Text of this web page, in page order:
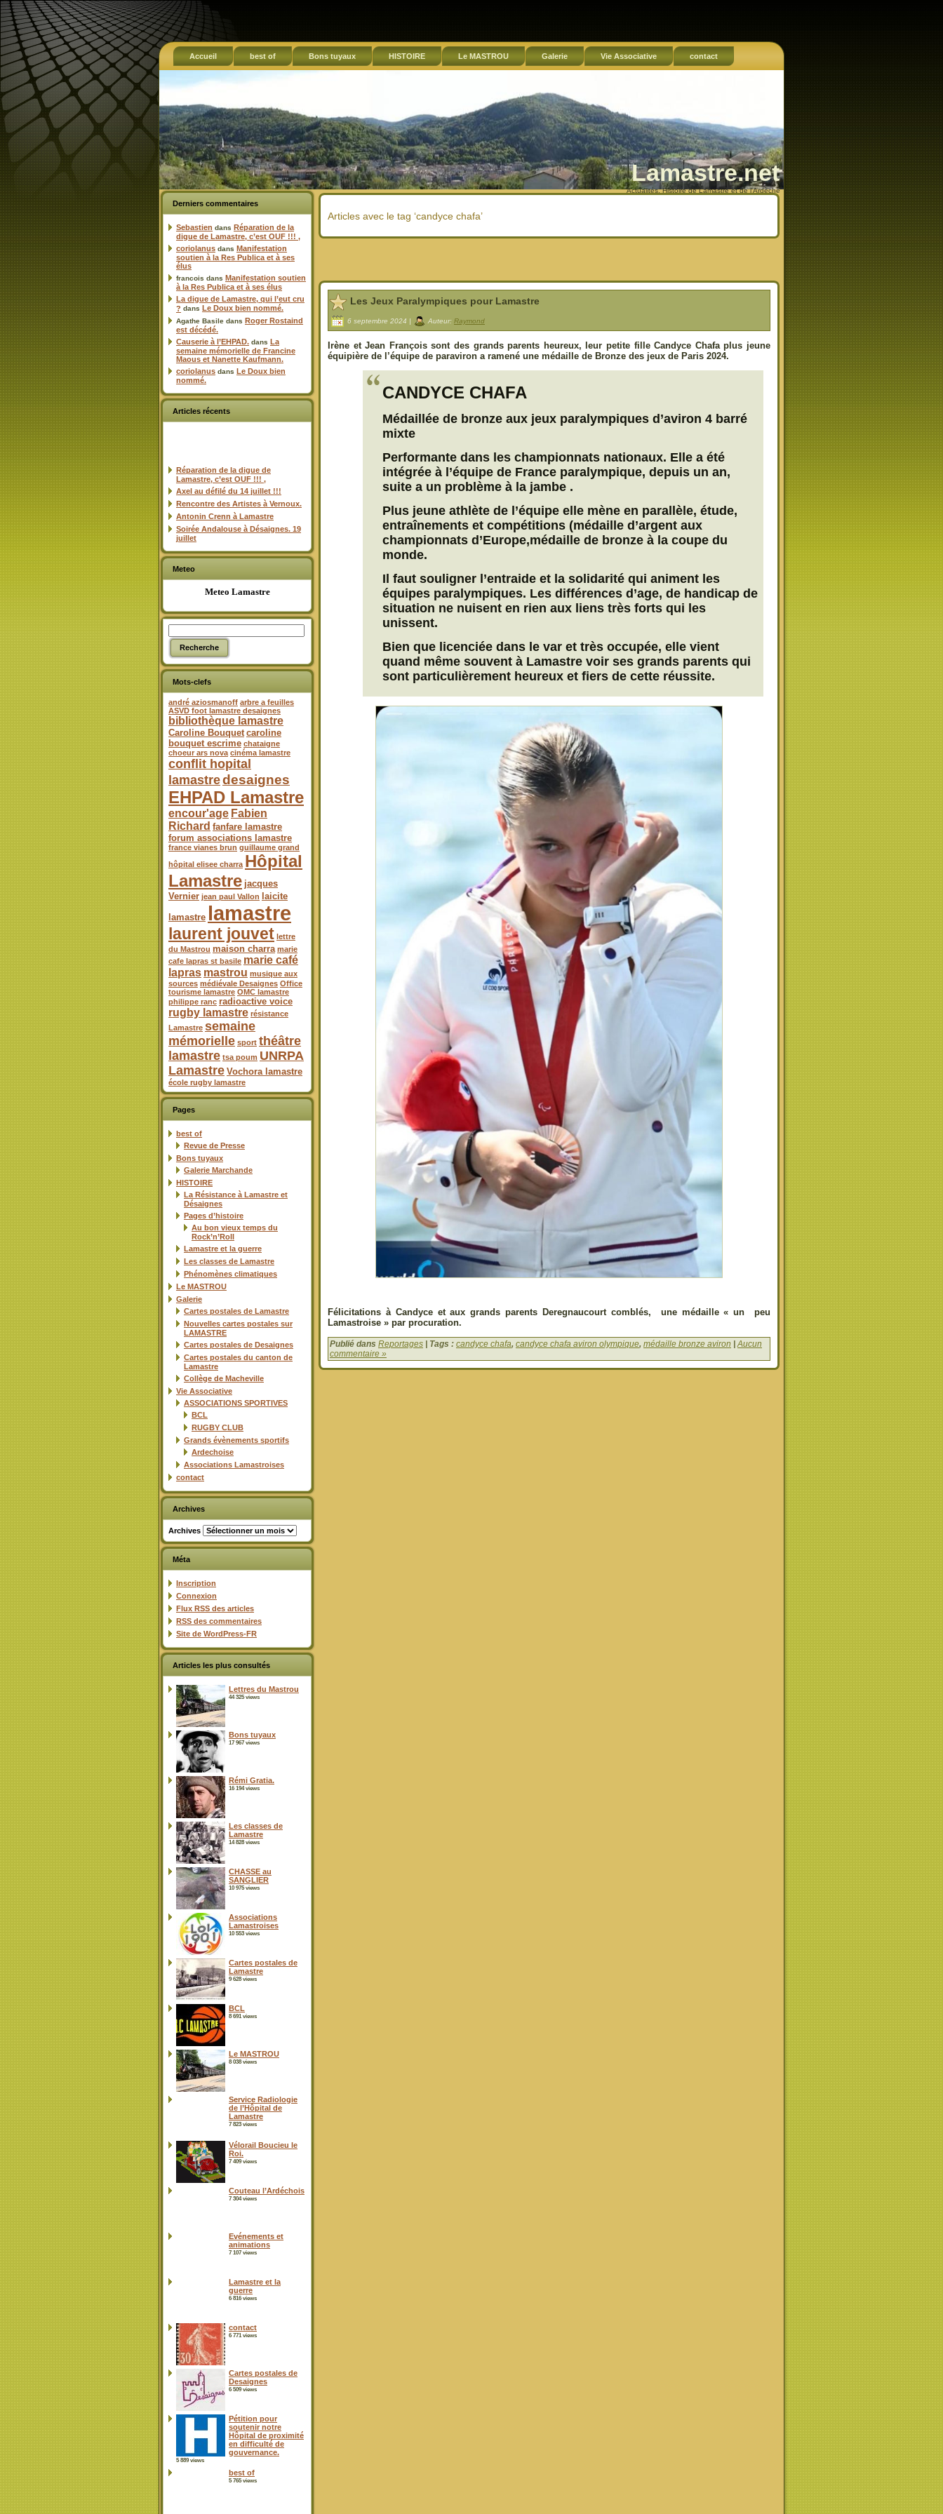
Accueil best of Bons tuyaux HISTOIRE Le MASTROU Galerie Vie Associative contact
Lamastre.net
Actualités, Histoire de Lamastre et de l'Ardèche
Derniers commentaires
Sebastien dans Réparation de la
digue de Lamastre, c’est OUF !!! ,
coriolanus dans Manifestation
soutien à la Res Publica et à ses
élus
francois dans Manifestation soutien
à la Res Publica et à ses élus
La digue de Lamastre, qui l’eut cru
? dans Le Doux bien nommé.
Agathe Basile dans Roger Rostaind
est décédé.
Causerie à l’EHPAD. dans La
semaine mémorielle de Francine
Maous et Nanette Kaufmann.
coriolanus dans Le Doux bien
nommé.
Articles récents
Réparation de la digue de
Lamastre, c’est OUF !!! ,
Axel au défilé du 14 juillet !!!
Rencontre des Artistes à Vernoux.
Antonin Crenn à Lamastre
Soirée Andalouse à Désaignes. 19
juillet
Meteo
Meteo Lamastre
Mots-clefs
andré aziosmanoff arbre a feuilles
ASVD foot lamastre desaignes
bibliothèque lamastre
Caroline Bouquet caroline
bouquet escrime chataigne
choeur ars nova cinéma lamastre
conflit hopital
lamastredesaignes
EHPAD Lamastre
encour'age Fabien
Richard fanfare lamastre
forum associations lamastre
france vianes brun guillaume grand
hôpital elisee charra Hôpital
Lamastre jacques
Vernier jean paul Vallon
laicite
lamastre lamastre
laurent jouvet lettre
du Mastrou maison charra marie
cafe lapras st basile marie café
lapras mastrou musique aux
sources médiévale Desaignes Office
tourisme lamastre OMC lamastre
philippe ranc radioactive voice
rugby lamastre résistance
Lamastre semaine
mémorielle sport théâtre
lamastre tsa poum UNRPA
Lamastre Vochora lamastre
école rugby lamastre
Pages
best of
Revue de Presse
Bons tuyaux
Galerie Marchande
HISTOIRE
La Résistance à Lamastre et
Désaignes
Pages d’histoire
Au bon vieux temps du
Rock’n’Roll
Lamastre et la guerre
Les classes de Lamastre
Phénomènes climatiques
Le MASTROU
Galerie
Cartes postales de Lamastre
Nouvelles cartes postales sur
LAMASTRE
Cartes postales de Desaignes
Cartes postales du canton de
Lamastre
Collège de Macheville
Vie Associative
ASSOCIATIONS SPORTIVES
BCL
RUGBY CLUB
Grands évènements sportifs
Ardechoise
Associations Lamastroises
contact
Archives
Archives
Méta
Inscription
Connexion
Flux RSS des articles
RSS des commentaires
Site de WordPress-FR
Articles les plus consultés
Lettres du Mastrou
44 325 views
Bons tuyaux
17 967 views
Rémi Gratia.
16 194 views
Les classes de
Lamastre
14 828 views
CHASSE au
SANGLIER
10 975 views
Associations
Lamastroises
10 553 views
Cartes postales de
Lamastre
9 628 views
BCL
8 691 views
Le MASTROU
8 038 views
Service Radiologie
de l’Hôpital de
Lamastre
7 823 views
Vélorail Boucieu le
Roi.
7 409 views
Couteau l’Ardéchois
7 304 views
Evénements et
animations
7 107 views
Lamastre et la
guerre
6 816 views
contact
6 771 views
Cartes postales de
Desaignes
6 509 views
Pétition pour
soutenir notre
Hôpital de proximité
en difficulté de
gouvernance.
5 889 views
best of
5 765 views
Articles avec le tag ‘candyce chafa’
Les Jeux Paralympiques pour Lamastre
6 septembre 2024 | Auteur: Raymond
Irène et Jean François sont des grands parents heureux, leur petite fille Candyce Chafa plus jeune
équipière de l’équipe de paraviron a ramené une médaille de Bronze des jeux de Paris 2024.
CANDYCE CHAFA
Médaillée de bronze aux jeux paralympiques d’aviron 4 barré
mixte
Performante dans les championnats nationaux. Elle a été
intégrée à l’équipe de France paralympique, depuis un an,
suite a un problème à la jambe .
Plus jeune athlète de l’équipe elle mène en parallèle, étude,
entraînements et compétitions (médaille d’argent aux
championnats d’Europe,médaille de bronze à la coupe du
monde.
Il faut souligner l’entraide et la solidarité qui animent les
équipes paralympiques. Les différences d’age, de handicap de
situation ne nuisent en rien aux liens très forts qui les
unissent.
Bien que licenciée dans le var et très occupée, elle vient
quand même souvent à Lamastre voir ses grands parents qui
sont particulièrement heureux et fiers de cette réussite.
Félicitations à Candyce et aux grands parents Deregnaucourt comblés, une médaille « un peu
Lamastroise » par procuration.
Publié dans Reportages | Tags : candyce chafa, candyce chafa aviron olympique, médaille bronze aviron |Aucun
commentaire »